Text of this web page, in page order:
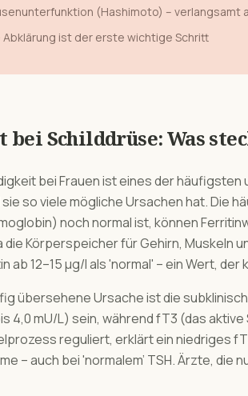
(Hashimoto) –
ist der erste wichtige Schritt
beiSchilddrüse: Was
bei Frauen ist eines der
so viele mögliche Ursachen hat. Die
noch normal ist, können
die Körperspeicher für Gehirn, Muskeln
ab 12–15 µg/l als 'normal' – ein Wert,
übersehene Ursache ist die
4,0 mU/L) sein, während fT3 (das
reguliert, erklärt ein niedriges
– auch bei 'normalem' TSH. Ärzte, die